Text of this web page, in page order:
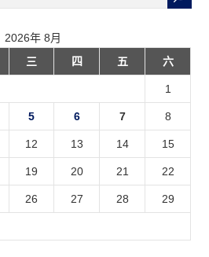
2026年 8月
三 四 五 六
1
5 6 7 8
12 13 14 15
19 20 21 22
26 27 28 29